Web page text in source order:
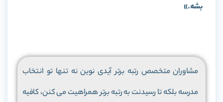
بشه.»
مشاوران متخصص رتبه برتر آیدی نوین نه تنها تو انتخاب
مدرسه بلکه تا رسیدنت به رتبه برتر همراهیت می کنن، کافیه